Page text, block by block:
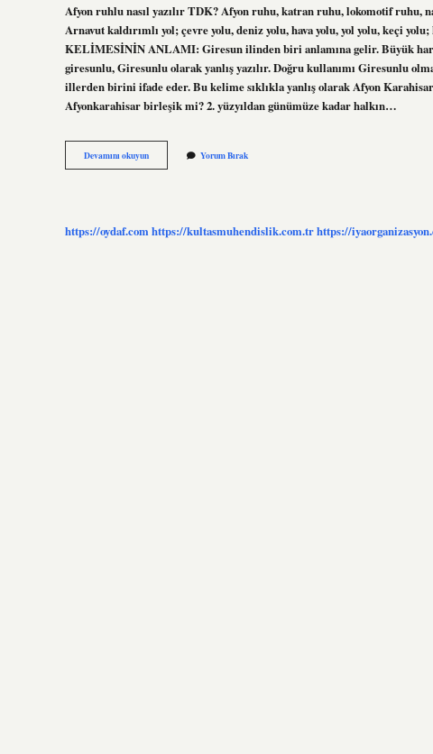
Afyon ruhlu nasıl yazılır TDK? Afyon ruhu, katran ruhu, lokomotif
Arnavut kaldırımlı yol; çevre yolu, deniz yolu, hava yolu, yol yolu, keçi
KELİMESİNİN ANLAMI: Giresun ilinden biri anlamına gelir. Büyük
giresunlu, Giresunlu olarak yanlış yazılır. Doğru kullanımı Giresunlu
illerden birini ifade eder. Bu kelime sıklıkla yanlış olarak Afyon
Afyonkarahisar birleşik mi? 2. yüzyıldan günümüze kadar halkın…
Devamını okuyunAfyonlunun
Nasıl
Yorum Bırak
https://oydaf.comhttps://kultasmuhendislik.com.trhttps://